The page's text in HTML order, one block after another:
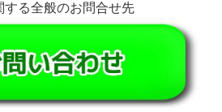
する全般のお問合せ先